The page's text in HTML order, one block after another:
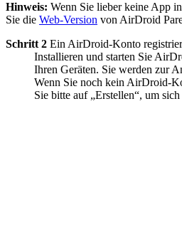
Hinweis: Wenn Sie lieber keine App
Sie die Web-Version von AirDroid
Schritt 2 Ein AirDroid-Konto
Installieren und starten Sie
Ihren Geräten. Sie werden zur
Wenn Sie noch kein AirDroid-
Sie bitte auf „Erstellen“, um